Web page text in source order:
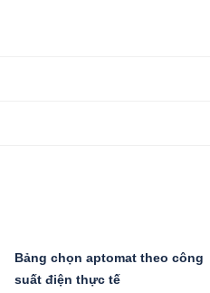
Bảng chọn aptomat theo công
suất điện thực tế